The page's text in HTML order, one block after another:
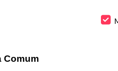
Comum